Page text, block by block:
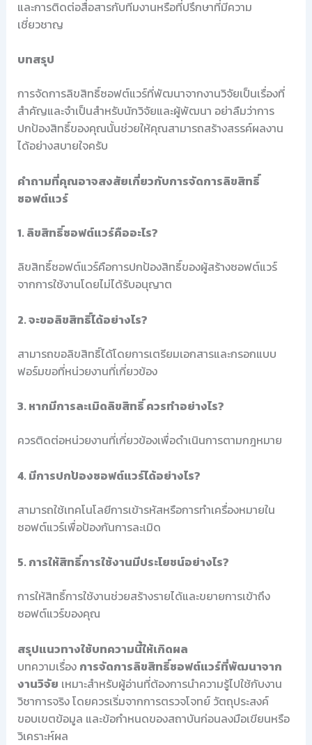
และการติดต่อสื่อสารกับทีมงานหรือที่ปรึกษาที่มีความ
เชี่ยวชาญ
บทสรุป
การจัดการลิขสิทธิ์ซอฟต์แวร์ที่พัฒนาจากงานวิจัยเป็นเรื่องที่
สำคัญและจำเป็นสำหรับนักวิจัยและผู้พัฒนา อย่าลืมว่าการ
ปกป้องสิทธิ์ของคุณนั้นช่วยให้คุณสามารถสร้างสรรค์ผลงาน
ได้อย่างสบายใจครับ
คำถามที่คุณอาจสงสัยเกี่ยวกับการจัดการลิขสิทธิ์
ซอฟต์แวร์
1. ลิขสิทธิ์ซอฟต์แวร์คืออะไร?
ลิขสิทธิ์ซอฟต์แวร์คือการปกป้องสิทธิ์ของผู้สร้างซอฟต์แวร์
จากการใช้งานโดยไม่ได้รับอนุญาต
2. จะขอลิขสิทธิ์ได้อย่างไร?
สามารถขอลิขสิทธิ์ได้โดยการเตรียมเอกสารและกรอกแบบ
ฟอร์มขอที่หน่วยงานที่เกี่ยวข้อง
3. หากมีการละเมิดลิขสิทธิ์ ควรทำอย่างไร?
ควรติดต่อหน่วยงานที่เกี่ยวข้องเพื่อดำเนินการตามกฎหมาย
4. มีการปกป้องซอฟต์แวร์ได้อย่างไร?
สามารถใช้เทคโนโลยีการเข้ารหัสหรือการทำเครื่องหมายใน
ซอฟต์แวร์เพื่อป้องกันการละเมิด
5. การให้สิทธิ์การใช้งานมีประโยชน์อย่างไร?
การให้สิทธิ์การใช้งานช่วยสร้างรายได้และขยายการเข้าถึง
ซอฟต์แวร์ของคุณ
สรุปแนวทางใช้บทความนี้ให้เกิดผล
บทความเรื่อง การจัดการลิขสิทธิ์ซอฟต์แวร์ที่พัฒนาจาก
งานวิจัย เหมาะสำหรับผู้อ่านที่ต้องการนำความรู้ไปใช้กับงาน
วิชาการจริง โดยควรเริ่มจากการตรวจโจทย์ วัตถุประสงค์
ขอบเขตข้อมูล และข้อกำหนดของสถาบันก่อนลงมือเขียนหรือ
วิเคราะห์ผล